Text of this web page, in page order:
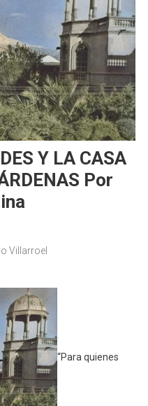
Y LA CASA
Por
Villarroel
“Para quienes